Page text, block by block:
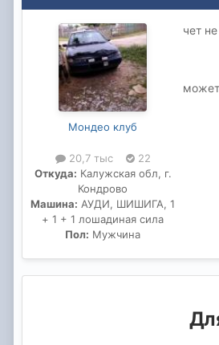
Мондео клуб
20,7 тыс
22
Откуда: Калужская обл, г.
Кондрово
Машина: АУДИ, ШИШИГА, 1
+ 1 + 1 лошадиная сила
Пол: Мужчина
чет